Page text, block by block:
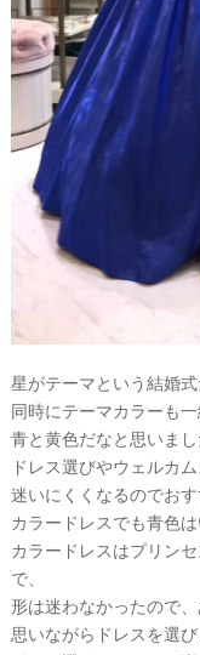
星がテーマという結婚式
同時にテーマカラーも
青と黄色だなと思いま
ドレス選びやウェルカ
迷いにくくなるのでおす
カラードレスでも青色
カラードレスはプリン
で、
形は迷わなかったので
思いながらドレスを選び